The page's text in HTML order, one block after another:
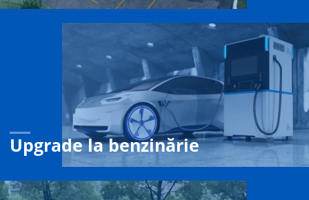
Upgrade la benzinărie